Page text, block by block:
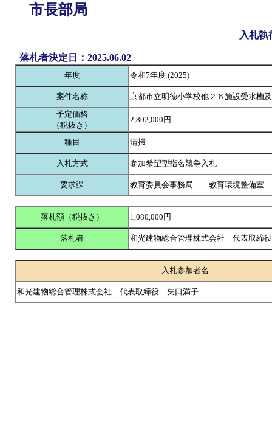
市長部局
入札執
落札者決定日：2025.06.02
年度 令和7年度 (2025)
案件名称
京都市立明徳小学校他２６施設受水槽
予定価格
（税抜き）
2,802,000円
種目 清掃
入札方式 参加希望型指名競争入札
要求課 教育委員会事務局 教育環境整備室
落札額（税抜き） 1,080,000円
落札者 和光建物総合管理株式会社 代表取締
入札参加者名
和光建物総合管理株式会社 代表取締役 矢口満子